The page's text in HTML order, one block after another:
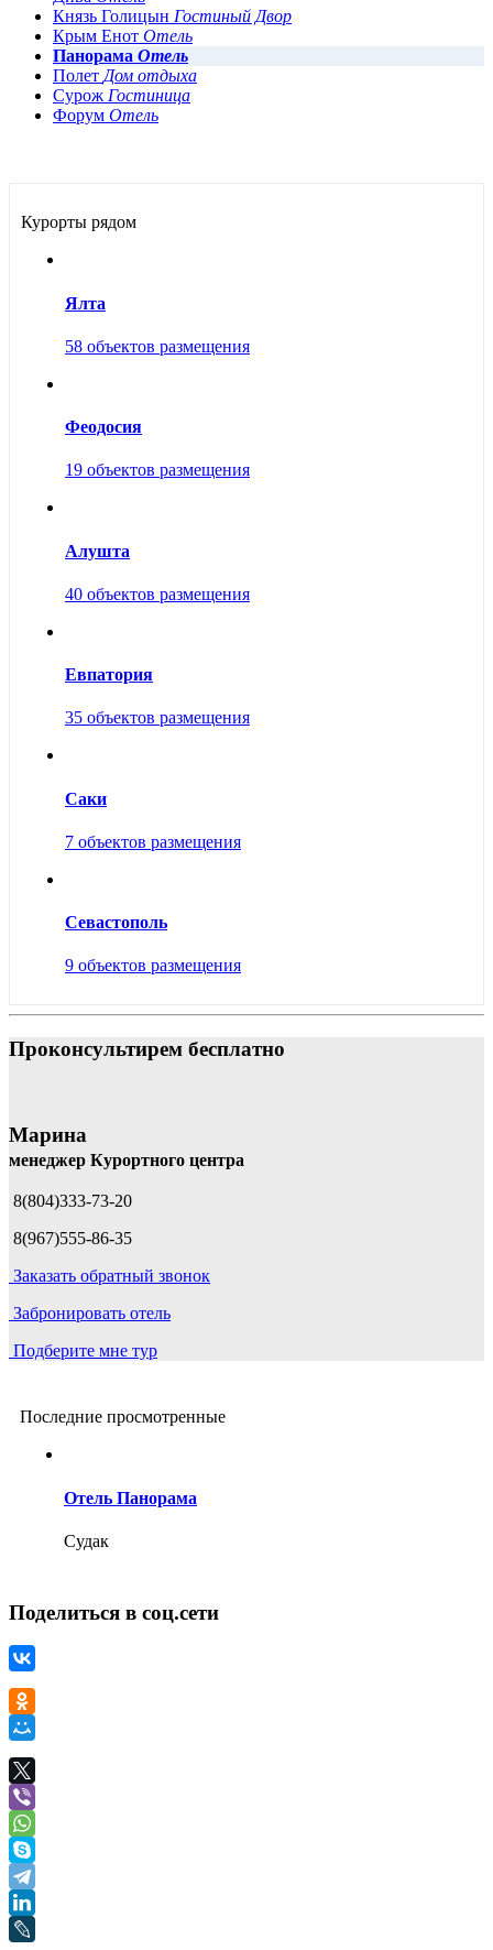
Князь Голицын Гостиный Двор
Крым Енот Отель
Панорама Отель
Полет Дом отдыха
Сурож Гостиница
Форум Отель
Курорты рядом
Ялта
58 объектов размещения
Феодосия
19 объектов размещения
Алушта
40 объектов размещения
Евпатория
35 объектов размещения
Саки
7 объектов размещения
Севастополь
9 объектов размещения
Проконсультирем бесплатно
Марина
менеджер Курортного центра
8(804)333-73-20
8(967)555-86-35
Заказать обратный звонок
Забронировать отель
Подберите мне тур
Последние просмотренные
Отель Панорама
Судак
Поделиться в соц.сети